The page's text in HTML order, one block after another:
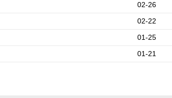
02-26
02-22
01-25
01-21